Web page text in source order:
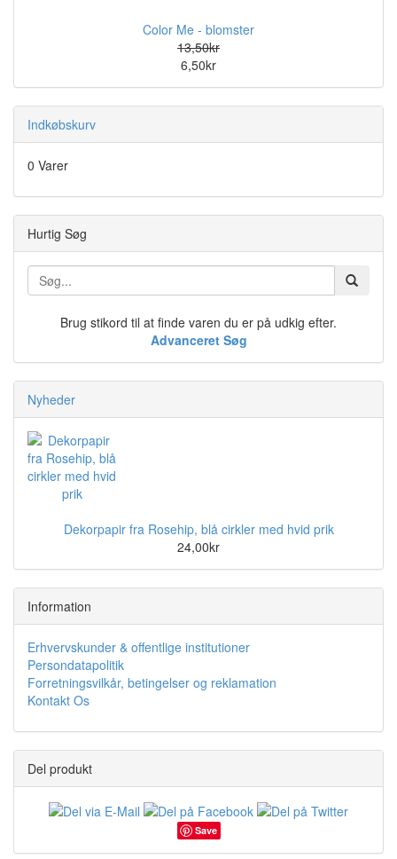
Color Me - blomster
13,50kr
6,50kr
Indkøbskurv
0 Varer
Hurtig Søg
Brug stikord til at finde varen du er på udkig efter.
Advanceret Søg
Nyheder
Dekorpapir fra Rosehip, blå cirkler med hvid prik
24,00kr
Information
Erhvervskunder & offentlige institutioner
Persondatapolitik
Forretningsvilkår, betingelser og reklamation
Kontakt Os
Del produkt
Save